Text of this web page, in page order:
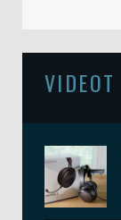
VIDEOT